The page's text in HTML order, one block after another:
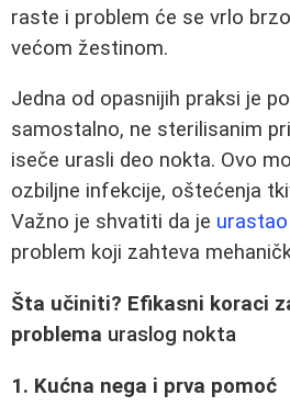
raste i problem će se vrlo
većom žestinom.
Jedna od opasnijih praksi je
samostalno, ne sterilisanim
iseče urasli deo nokta. Ovo
ozbiljne infekcije, oštećenja
Važno je shvatiti da je
problem koji zahteva
Šta učiniti? Efikasni koraci
problema uraslog nokta
1. Kućna nega i prva pomoć